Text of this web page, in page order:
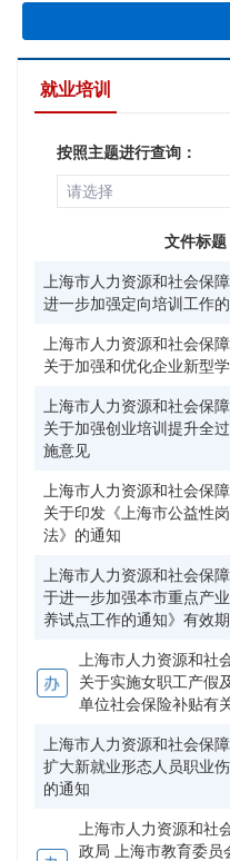
就业培训
按照主题进行查询：
文件标题
上海市人力资源和社会保
进一步加强定向培训工作
上海市人力资源和社会保
关于加强和优化企业新型
上海市人力资源和社会保
关于加强创业培训提升全
施意见
上海市人力资源和社会保
关于印发《上海市公益性
法》的通知
上海市人力资源和社会保
于进一步加强本市重点产
养试点工作的通知》有效
上海市人力资源和社
关于实施女职工产假
单位社会保险补贴有
上海市人力资源和社会保
扩大新就业形态人员职业
的通知
上海市人力资源和社
政局 上海市教育委员